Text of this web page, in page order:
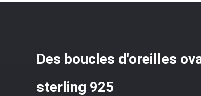
Des boucles d'oreilles
sterling 925